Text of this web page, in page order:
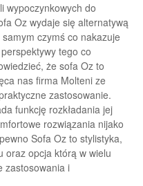
wypoczynkowych do
Oz wydaje się alternatywą
czymś co nakazuje
tego co
że sofa Oz to
nas firma Molteni ze
zastosowanie.
funkcję rozkładania jej
rozwiązania nijako
Sofa Oz to stylistyka,
oraz opcja którą w wielu
zastosowania i